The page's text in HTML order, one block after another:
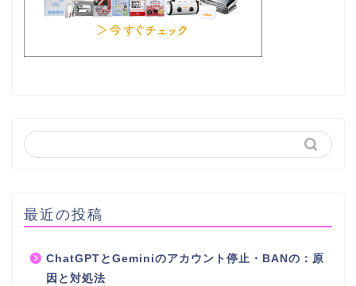
最近の投稿
ChatGPTとGeminiのアカウント停止・BANの：原
因と対処法